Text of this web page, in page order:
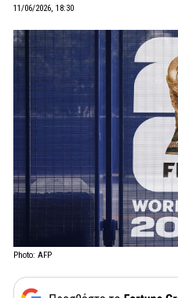
11/06/2026, 18:30
Photo: AFP